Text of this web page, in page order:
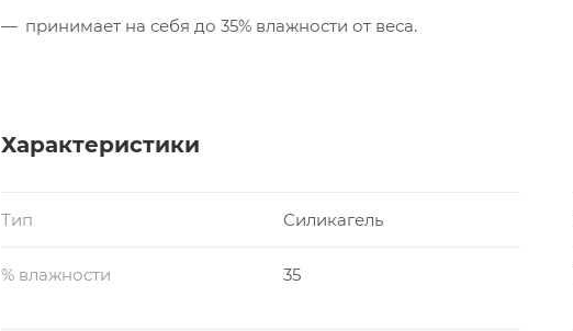
принимает на себя до 35% влажности от веса.
Характеристики
Тип Силикагель
% влажности 35